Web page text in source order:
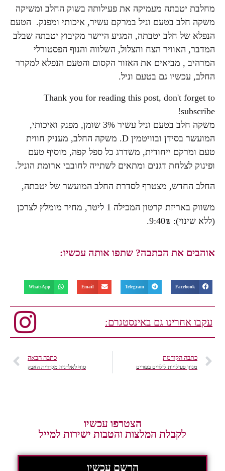
מחלבת יטבתה מעמיקה את פעילותה בשוק החלב ומשיקה
משקה חלב בטעם וניל במרקם עשיר, איכותי ומפנק. הטעם
הנפלא של חלב יטבתה, המגיע היישר מקיבוץ יטבתה שבלב
המדבר, האוויר הצח והצלול, השלווה והנוף הפסטורלי
המרהיב , מביאים את האזור הקסום והטעם הנפלא למקרר
החלב, עכשיו גם בטעם וניל.
Thank you for reading this post, don't forget to
subscribe!
משקה חלב בטעם וניל עשיר 3% שומן, מפנק ואיכותי,
המועשר בסידן ובוויטמין D. משקה החלב, מעניק חווית
טעם ומרקם ייחודית, משדרג כל ספל קפה, מוסיף טעם
ופינוק לצלחת דגנים ומתאים לשתייה לחובבי ארומת הוניל.
החלב החדש, מצטרף לסדרת החלב המועשר של יטבתה,
משווק באריזת קרטון המכילה 1 ליטר, מחיר מומלץ לצרכן
(ללא שינוי): 9:40₪.
אוהבים את הכתבה? שתפו אותה עכשיו:
Facebook
Telegram
Email
WhatsApp
עקבו אחרינו גם באינסטגרם:
כתבה הקודמת
מגוון פעילויות לילדים בפורים
כתבה הבאה
סוף לאלרגיה מקרדית האבק
הצטרפו עכשיו
לקבלת המלצות והטבות ישירות למייל
הרשם עכשיו